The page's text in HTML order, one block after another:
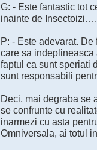
G: - Este fantastic tot
inainte de
P: - Este adevarat.
care sa indeplineasca
faptul ca sunt speriati
sunt responsabili
Deci, mai degraba se
se confrunte cu
inarmezi cu asta
Omniversala, ai totul